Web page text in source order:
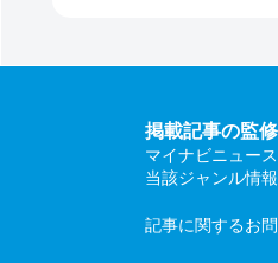
掲載記事の監
マイナビニュー
当該ジャンル情
記事に関するお